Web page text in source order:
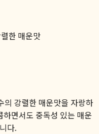
한 매운맛
의 강렬한 매운맛을 자랑하
면서도 중독성 있는 매운
다.